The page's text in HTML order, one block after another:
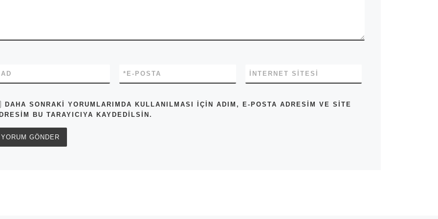
AD E-POSTA
* İNTERNET SITESI
DAHA SONRAKI YORUMLARIMDA KULLANILMASI IÇIN ADIM, E-POSTA ADRESIM VE SITE
BU TARAYICIYA KAYDEDILSIN.